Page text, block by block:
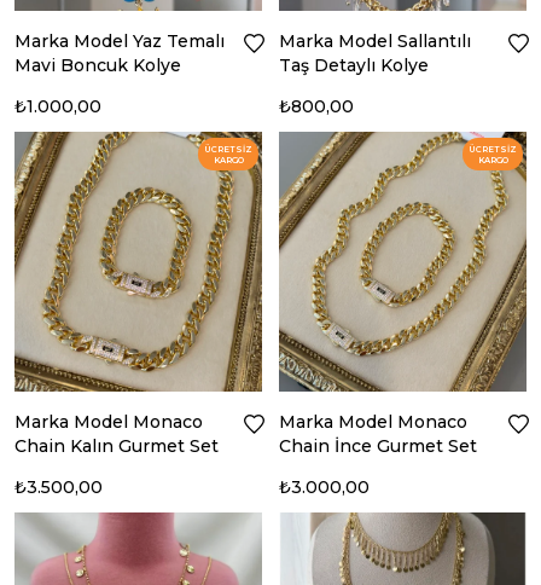
Marka Model Yaz Temalı
Mavi Boncuk Kolye
₺1.000,00
Marka Model Sallantılı
Taş Detaylı Kolye
₺800,00
Marka Model Monaco
Chain Kalın Gurmet Set
₺3.500,00
ÜCRETSIZ
KARGO
Marka Model Monaco
Chain İnce Gurmet Set
₺3.000,00
ÜCRETSIZ
KARGO